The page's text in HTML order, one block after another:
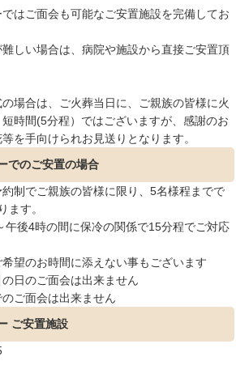
はご面会も可能なご安置施設を完備してお
しい場合は、病院や施設から直接ご安置頂
場合は、ご火葬当日に、ご親族の皆様に火
時間(5分程）ではございますが、感謝のお
を手向けられお見送りとなります。
でのご安置の場合
制でご親族の皆様に限り、5名様程までで
ます。
午後4時の間に保冷の関係で15分程でご対応
希望のお時間に添えない事もございます
日のご面会は出来ません
ご面会は出来ません
ご安置施設